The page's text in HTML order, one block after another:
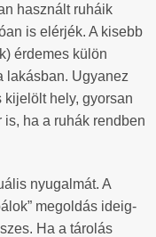
használt ruháik
is elérjék. A kisebb
érdemes külön
lakásban. Ugyanez
hely, gyorsan
is, ha a ruhák rendben
nyugalmát. A
megoldás ideig-
Ha a tárolás